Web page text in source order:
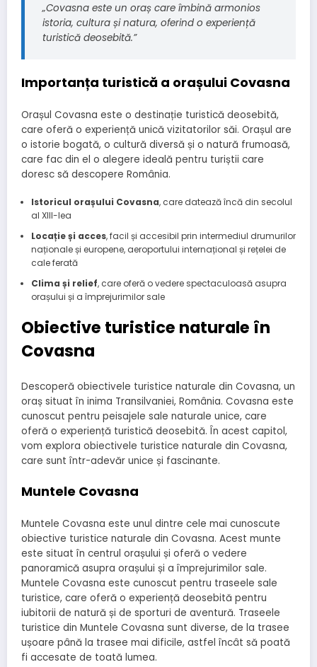
„Covasna este un oraș care îmbină armonios
istoria, cultura și natura, oferind o experiență
turistică deosebită.”
Importanța turistică a orașului Covasna
Orașul Covasna este o destinație turistică deosebită,
care oferă o experiență unică vizitatorilor săi. Orașul are
o istorie bogată, o cultură diversă și o natură frumoasă,
care fac din el o alegere ideală pentru turiștii care
doresc să descopere România.
Istoricul orașului Covasna, care datează încă din secolul
al XIII-lea
Locație și acces, facil și accesibil prin intermediul drumurilor
naționale și europene, aeroportului internațional și rețelei de
cale ferată
Clima și relief, care oferă o vedere spectaculoasă asupra
orașului și a împrejurimilor sale
Obiective turistice naturale în
Covasna
Descoperă obiectivele turistice naturale din Covasna, un
oraș situat în inima Transilvaniei, România. Covasna este
cunoscut pentru peisajele sale naturale unice, care
oferă o experiență turistică deosebită. În acest capitol,
vom explora obiectivele turistice naturale din Covasna,
care sunt într-adevăr unice și fascinante.
Muntele Covasna
Muntele Covasna este unul dintre cele mai cunoscute
obiective turistice naturale din Covasna. Acest munte
este situat în centrul orașului și oferă o vedere
panoramică asupra orașului și a împrejurimilor sale.
Muntele Covasna este cunoscut pentru traseele sale
turistice, care oferă o experiență deosebită pentru
iubitorii de natură și de sporturi de aventură. Traseele
turistice din Muntele Covasna sunt diverse, de la trasee
ușoare până la trasee mai dificile, astfel încât să poată
fi accesate de toată lumea.